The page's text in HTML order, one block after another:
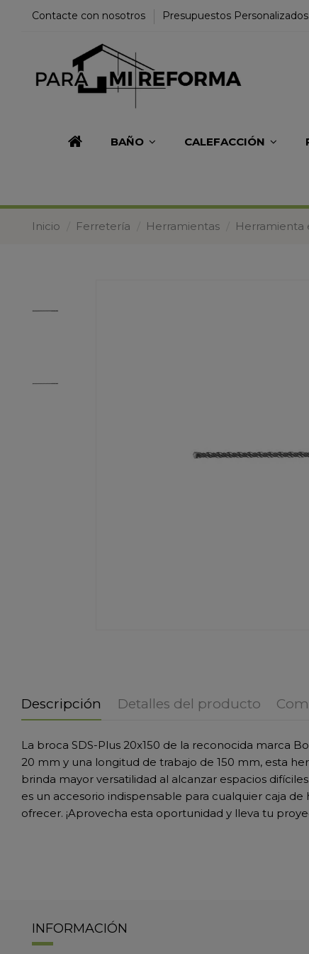
Contacte con nosotros Presupuestos Personalizados
BAÑO CALEFACCIÓN
Inicio Ferretería Herramientas Herramienta
Descripción Detalles del producto
La broca SDS-Plus 20x150 de la reconocida marca
20 mm y una longitud de trabajo de 150 mm, esta
brinda mayor versatilidad al alcanzar espacios
es un accesorio indispensable para cualquier caja
ofrecer. ¡Aprovecha esta oportunidad y lleva tu
INFORMACIÓN